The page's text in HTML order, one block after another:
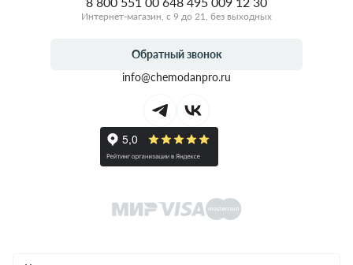
Интернет-магазин, с 9 до 21, без выходных
Обратный звонок
info@chemodanpro.ru